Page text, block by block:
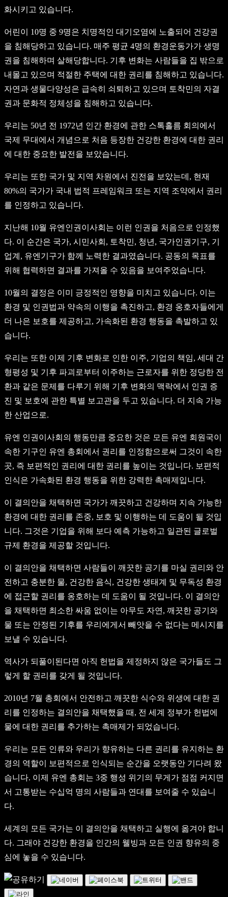
화시키고 있습니다.
어린이 10명 중 9명은 치명적인 대기오염에 노출되어 건강권
을 침해당하고 있습니다. 매주 평균 4명의 환경운동가가 생명
권을 침해하며 살해당합니다. 기후 변화는 사람들을 집 밖으로
내몰고 있으며 적절한 주택에 대한 권리를 침해하고 있습니다.
자연과 생물다양성은 급속히 쇠퇴하고 있으며 토착민의 자결
권과 문화적 정체성을 침해하고 있습니다.
우리는 50년 전 1972년 인간 환경에 관한 스톡홀름 회의에서
국제 무대에서 개념으로 처음 등장한 건강한 환경에 대한 권리
에 대한 중요한 발전을 보았습니다.
우리는 또한 국가 및 지역 차원에서 진전을 보았는데, 현재
80%의 국가가 국내 법적 프레임워크 또는 지역 조약에서 권리
를 인정하고 있습니다.
지난해 10월 유엔인권이사회는 이런 인권을 처음으로 인정했
다. 이 순간은 국가, 시민사회, 토착민, 청년, 국가인권기구, 기
업계, 유엔기구가 함께 노력한 결과였습니다. 공동의 목표를
위해 협력하면 결과를 가져올 수 있음을 보여주었습니다.
10월의 결정은 이미 긍정적인 영향을 미치고 있습니다. 이는
환경 및 인권법과 약속의 이행을 촉진하고, 환경 옹호자들에게
더 나은 보호를 제공하고, 가속화된 환경 행동을 촉발하고 있
습니다.
우리는 또한 이제 기후 변화로 인한 이주, 기업의 책임, 세대 간
형평성 및 기후 파괴로부터 이주하는 근로자를 위한 정당한 전
환과 같은 문제를 다루기 위해 기후 변화의 맥락에서 인권 증
진 및 보호에 관한 특별 보고관을 두고 있습니다. 더 지속 가능
한 산업으로.
유엔 인권이사회의 행동만큼 중요한 것은 모든 유엔 회원국이
속한 기구인 유엔 총회에서 권리를 인정함으로써 그것이 속한
곳, 즉 보편적인 권리에 대한 권리를 높이는 것입니다. 보편적
인식은 가속화된 환경 행동을 위한 강력한 촉매제입니다.
이 결의안을 채택하면 국가가 깨끗하고 건강하며 지속 가능한
환경에 대한 권리를 존중, 보호 및 이행하는 데 도움이 될 것입
니다. 그것은 기업을 위해 보다 예측 가능하고 일관된 글로벌
규제 환경을 제공할 것입니다.
이 결의안을 채택하면 사람들이 깨끗한 공기를 마실 권리와 안
전하고 충분한 물, 건강한 음식, 건강한 생태계 및 무독성 환경
에 접근할 권리를 옹호하는 데 도움이 될 것입니다. 이 결의안
을 채택하면 최소한 싸움 없이는 아무도 자연, 깨끗한 공기와
물 또는 안정된 기후를 우리에게서 빼앗을 수 없다는 메시지를
보낼 수 있습니다.
역사가 되풀이된다면 아직 헌법을 제정하지 않은 국가들도 그
렇게 할 권리를 갖게 될 것입니다.
2010년 7월 총회에서 안전하고 깨끗한 식수와 위생에 대한 권
리를 인정하는 결의안을 채택했을 때, 전 세계 정부가 헌법에
물에 대한 권리를 추가하는 촉매제가 되었습니다.
우리는 모든 인류와 우리가 향유하는 다른 권리를 유지하는 환
경의 역할이 보편적으로 인식되는 순간을 오랫동안 기다려 왔
습니다. 이제 유엔 총회는 3중 행성 위기의 무게가 점점 커지면
서 고통받는 수십억 명의 사람들과 연대를 보여줄 수 있습니
다.
세계의 모든 국가는 이 결의안을 채택하고 실행에 옮겨야 합니
다. 그래야 건강한 환경을 인간의 웰빙과 모든 인권 향유의 중
심에 놓을 수 있습니다.